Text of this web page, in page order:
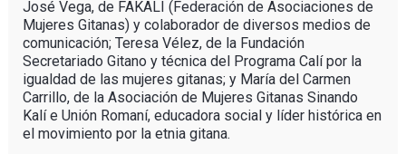
José Vega, de FAKALI (Federación de Asociaciones de
Mujeres Gitanas) y colaborador de diversos medios de
comunicación; Teresa Vélez, de la Fundación
Secretariado Gitano y técnica del Programa Calí por la
igualdad de las mujeres gitanas; y María del Carmen
Carrillo, de la Asociación de Mujeres Gitanas Sinando
Kalí e Unión Romaní, educadora social y líder histórica en
el movimiento por la etnia gitana.